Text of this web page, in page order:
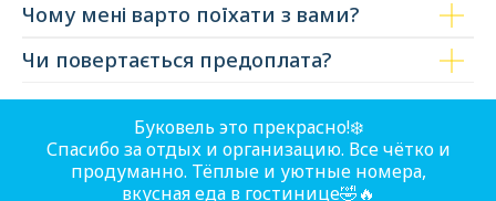
Чому мені варто поїхати з вами?
Чи повертається предоплата?
Буковель это прекрасно!❄️
Спасибо за отдых и организацию. Все чётко и
продуманно. Тёплые и уютные номера,
вкусная еда в гостинице🤣🔥